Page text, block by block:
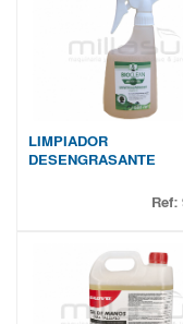
LIMPIADOR
DESENGRASANTE
Ref: